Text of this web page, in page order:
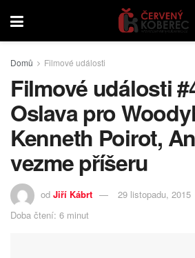
Domů Filmové události
Filmové události
Oslava pro
Kenneth Poirot,
vezme příšeru
od Jiří Kábrt
29 listopadu, 2015
Doba čtení: 6 minut